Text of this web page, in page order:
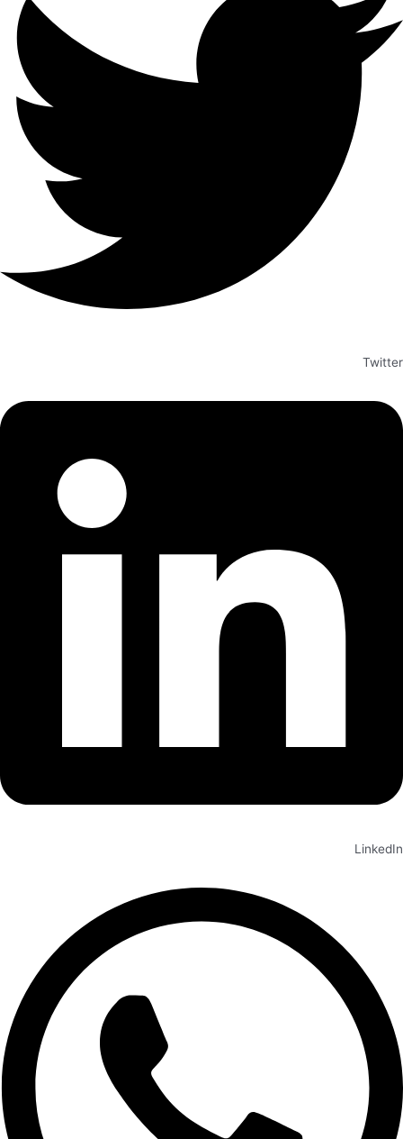
Twitter
LinkedIn